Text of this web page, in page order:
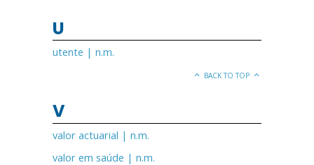
U
utente | n.m.
BACK TO TOP
V
valor actuarial | n.m.
valor em saúde | n.m.